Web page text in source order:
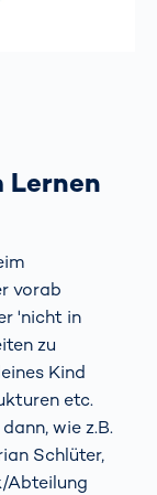
Lernen
vorab
'nicht in
zu
Kind
etc.
wie z.B.
Schlüter,
Abteilung